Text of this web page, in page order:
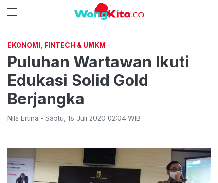
EKONOMI, FINTECH & UMKM
Puluhan Wartawan Ikuti
Edukasi Solid Gold
Berjangka
Nila Ertina - Sabtu 18 Juli 2020 02:04 WIB